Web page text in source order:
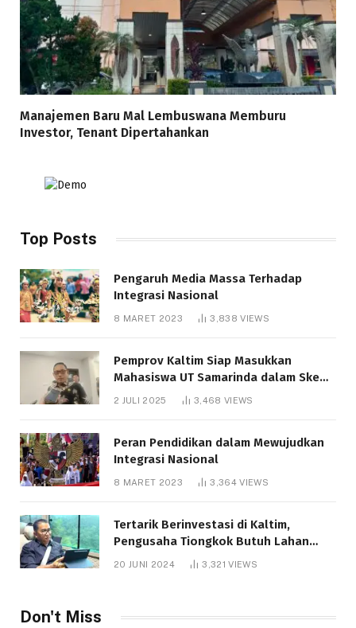
Manajemen Baru Mal Lembuswana Memburu
Investor, Tenant Dipertahankan
Top Posts
Pengaruh Media Massa Terhadap
Integrasi Nasional
8 MARET 2023 3,838VIEWS
Pemprov Kaltim Siap Masukkan
Mahasiswa UT Samarinda dalam Skema
Bantuan Pendidikan Gratispol
2 JULI 2025 3,468 VIEWS
Peran Pendidikan dalam Mewujudkan
Integrasi Nasional
8 MARET 2023 3,364VIEWS
Tertarik Berinvestasi di Kaltim,
Pengusaha Tiongkok Butuh Lahan
1.000 Hektare
20 JUNI 2024 3,321VIEWS
Don't Miss